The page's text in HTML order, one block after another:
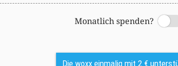
Monatlich spenden?
Switch
Die woxx einmalig mit 2 €